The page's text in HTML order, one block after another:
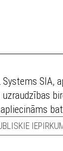
SIA,
uzraudzības